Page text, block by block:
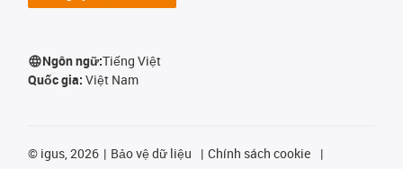
Ngôn ngữ:Tiếng Việt
Quốc gia: Việt Nam
© igus, 2026 Bảo vệ dữ liệu
Chính sách cookie